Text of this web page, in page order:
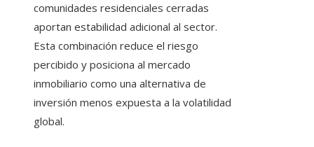
comunidades residenciales cerradas
aportan estabilidad adicional al sector.
Esta combinación reduce el riesgo
percibido y posiciona al mercado
inmobiliario como una alternativa de
inversión menos expuesta a la volatilidad
global.